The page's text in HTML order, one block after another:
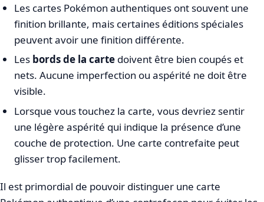
Les cartes Pokémon authentiques ont souvent une
finition brillante, mais certaines éditions spéciales
peuvent avoir une finition différente.
Les bords de la cartedoivent être bien coupés et
nets. Aucune imperfection ou aspérité ne doit être
visible.
Lorsque vous touchez la carte, vous devriez sentir
une légère aspérité qui indique la présence d’une
couche de protection. Une carte contrefaite peut
glisser trop facilement.
Il est primordial de pouvoir distinguer une carte